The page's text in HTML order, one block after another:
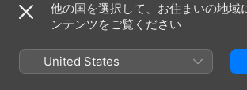
シーズン 1
他の国を選択して、お住まいの地域
ンテンツをご覧ください
United States